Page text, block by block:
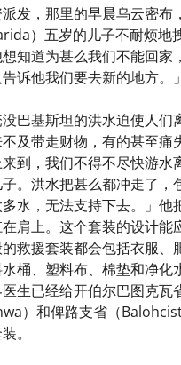
发，那里的早晨乌云密布
）五岁的儿子不耐烦地
知道为甚么我们不能回家
诉他我们要去新的地方。」
巴基斯坦的洪水迫使人们
及带走财物，有的甚至痛
来到，我们不得不尽快游
。洪水把甚么都冲走了，
水，无法支持下去。」他
肩上。这个套装的设计能
救援套装都会包括衣服、
桶、塑料布、棉垫和净化
生已经给开伯尔巴图克瓦
）和俾路支省（
。